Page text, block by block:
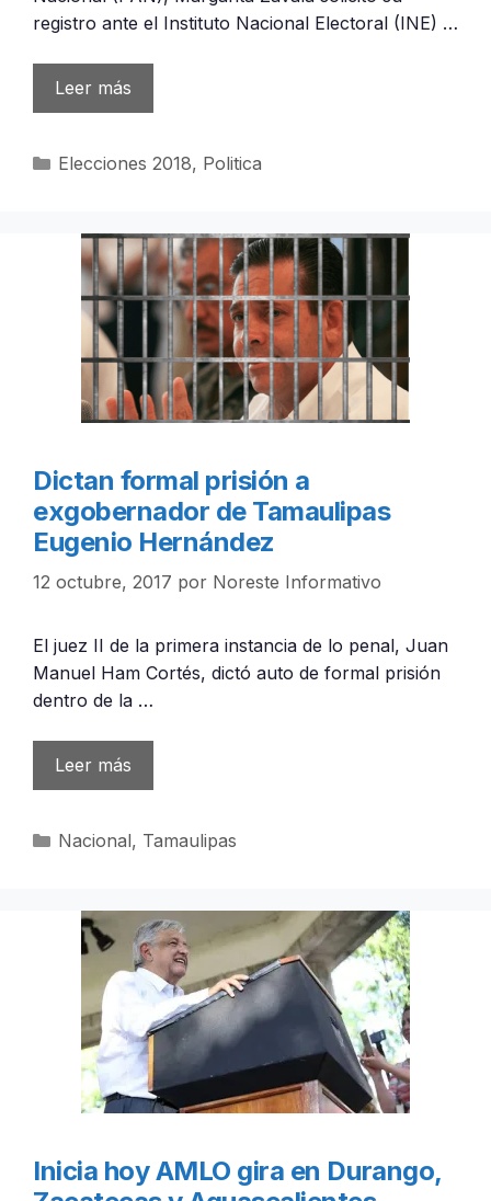
registro ante el Instituto Nacional Electoral (INE) …
Leer más
Categorías
Elecciones 2018, Politica
Dictan formal prisión a
exgobernador de Tamaulipas
Eugenio Hernández
12 octubre, 2017 por Noreste Informativo
El juez II de la primera instancia de lo penal, Juan
Manuel Ham Cortés, dictó auto de formal prisión
dentro de la …
Leer más
Categorías
Nacional, Tamaulipas
Inicia hoy AMLO gira en Durango,